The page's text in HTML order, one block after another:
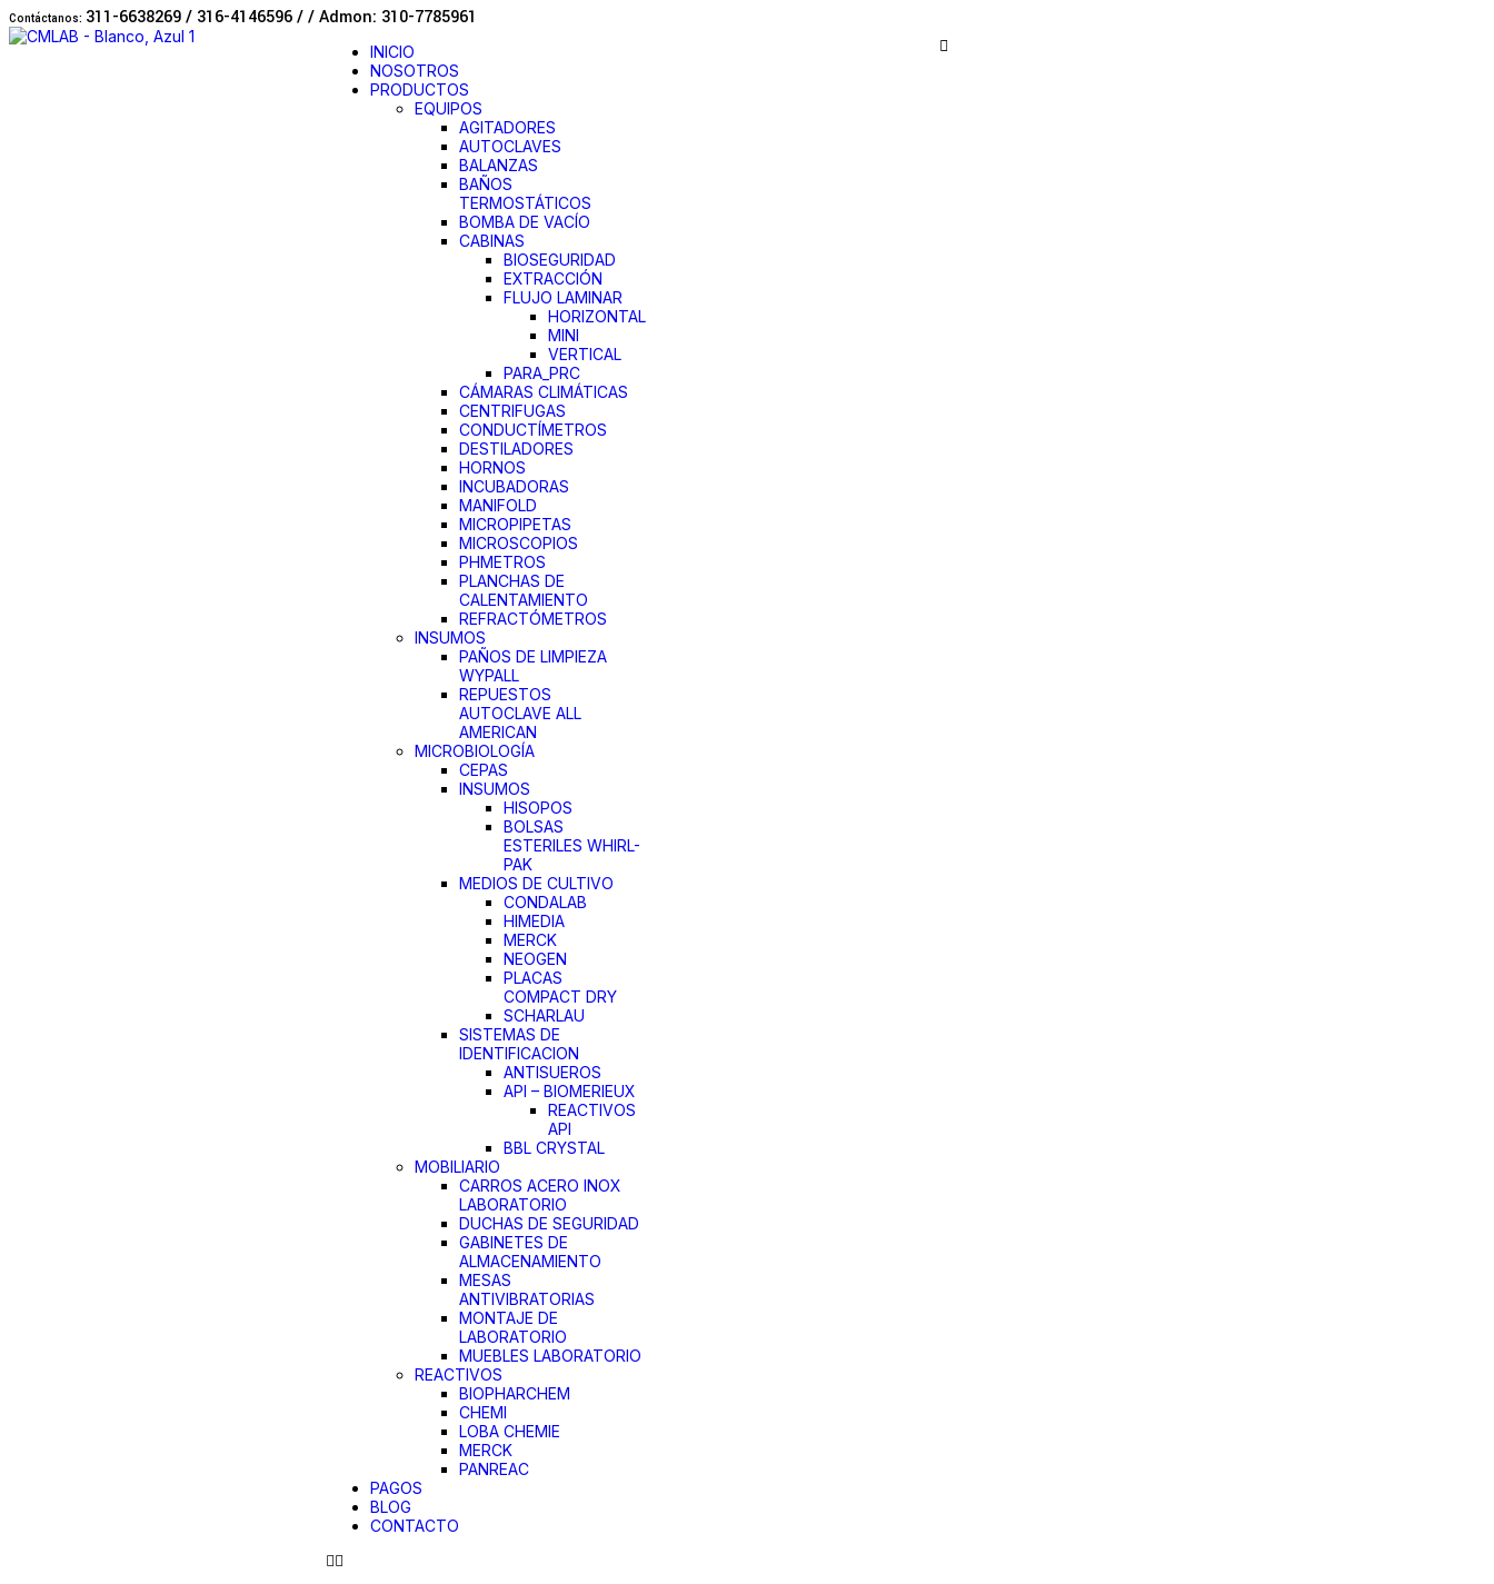
Contáctanos: 311-6638269 / 316-4146596 / / Admon: 310-7785961
INICIO
NOSOTROS
PRODUCTOS
EQUIPOS
AGITADORES
AUTOCLAVES
BALANZAS
BAÑOS
TERMOSTÁTICOS
BOMBA DE VACÍO
CABINAS
BIOSEGURIDAD
EXTRACCIÓN
FLUJO LAMINAR
HORIZONTAL
MINI
VERTICAL
PARA_PRC
CÁMARAS CLIMÁTICAS
CENTRIFUGAS
CONDUCTÍMETROS
DESTILADORES
HORNOS
INCUBADORAS
MANIFOLD
MICROPIPETAS
MICROSCOPIOS
PHMETROS
PLANCHAS DE
CALENTAMIENTO
REFRACTÓMETROS
INSUMOS
PAÑOS DE LIMPIEZA
WYPALL
REPUESTOS
AUTOCLAVE ALL
AMERICAN
MICROBIOLOGÍA
CEPAS
INSUMOS
HISOPOS
BOLSAS
ESTERILES WHIRL-
PAK
MEDIOS DE CULTIVO
CONDALAB
HIMEDIA
MERCK
NEOGEN
PLACAS
COMPACT DRY
SCHARLAU
SISTEMAS DE
IDENTIFICACION
ANTISUEROS
API – BIOMERIEUX
REACTIVOS
API
BBL CRYSTAL
MOBILIARIO
CARROS ACERO INOX
LABORATORIO
DUCHAS DE SEGURIDAD
GABINETES DE
ALMACENAMIENTO
MESAS
ANTIVIBRATORIAS
MONTAJE DE
LABORATORIO
MUEBLES LABORATORIO
REACTIVOS
BIOPHARCHEM
CHEMI
LOBA CHEMIE
MERCK
PANREAC
PAGOS
BLOG
CONTACTO